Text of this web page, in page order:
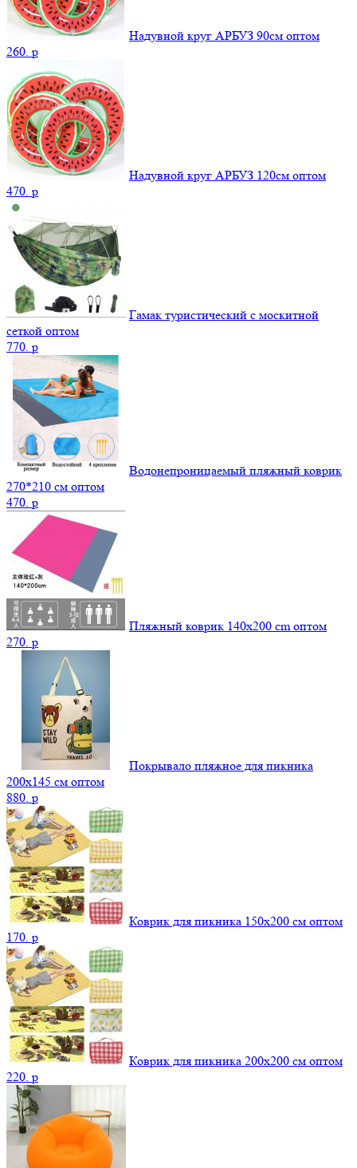
Надувной круг АРБУЗ 90см оптом
260. p
Надувной круг АРБУЗ 120см оптом
470. p
Гамак туристический с москитной
сеткой оптом
770. p
Водонепроницаемый пляжный коврик
270*210 см оптом
470. p
Пляжный коврик 140х200 cm оптом
270. p
Покрывало пляжное для пикника
200х145 см оптом
880. p
Коврик для пикника 150х200 см оптом
170. p
Коврик для пикника 200х200 см оптом
220. p